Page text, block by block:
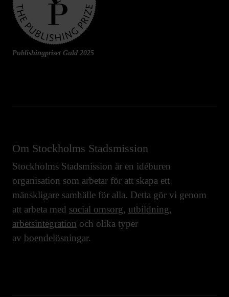
Publishingpriset Guld 2025
Om Stockholms Stadsmission
Stockholms Stadsmission är en idéburen
organisation som arbetar för att skapa ett
mänskligare samhälle för alla. Detta gör vi genom
att arbeta med social omsorg, utbildning,
arbetsintegration och olika typer
av boendelösningar.